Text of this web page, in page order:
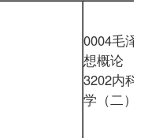
0004毛泽
想概论
3202内科
学（二）